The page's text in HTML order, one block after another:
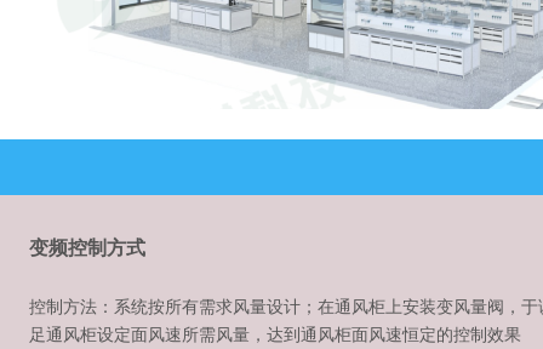
变频控制方式
控制方法：系统按所有需求风量设计；在通风柜上安装变风量阀，
足通风柜设定面风速所需风量，达到通风柜面风速恒定的控制效果